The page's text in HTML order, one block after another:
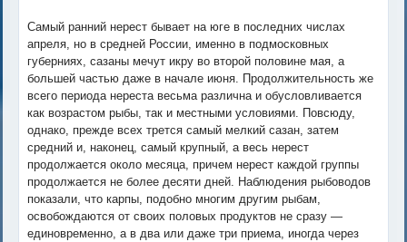
Самый ранний нерест бывает на юге в последних числах
апреля, но в средней России, именно в подмосковных
губерниях, сазаны мечут икру во второй половине мая, а
большей частью даже в начале июня. Продолжительность же
всего периода нереста весьма различна и обусловливается
как возрастом рыбы, так и местными условиями. Повсюду,
однако, прежде всех трется самый мелкий сазан, затем
средний и, наконец, самый крупный, а весь нерест
продолжается около месяца, причем нерест каждой группы
продолжается не более десяти дней. Наблюдения рыбоводов
показали, что карпы, подобно многим другим рыбам,
освобождаются от своих половых продуктов не сразу —
единовременно, а в два или даже три приема, иногда через